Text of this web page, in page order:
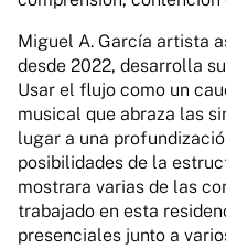
Miguel A. García artista
desde 2022, desarrolla
Usar el flujo como un
musical que abraza las
lugar a una
posibilidades de la
mostrara varias de las
trabajado en esta
presenciales junto a